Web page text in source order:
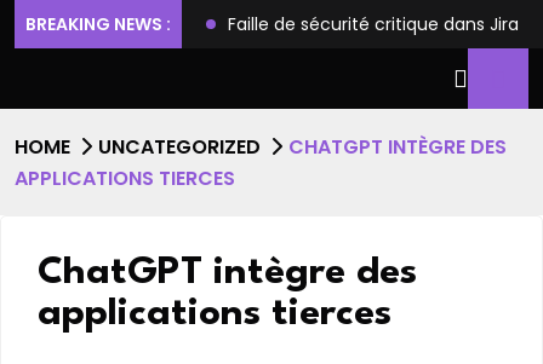
BREAKING NEWS :
et l’accès root Faille de sécurité critique dans Jira
HOME UNCATEGORIZED
CHATGPT INTÈGRE DES
APPLICATIONS TIERCES
ChatGPT intègre des
applications tierces